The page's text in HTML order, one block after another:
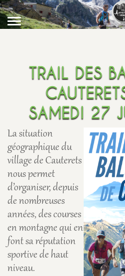
TRAIL DES
SAMEDI 27
La situation
géographique du
village de Cauterets
nous permet
d’organiser, depuis
de nombreuses
années, des courses
en montagne qui en
font sa réputation
sportive de haut
niveau.